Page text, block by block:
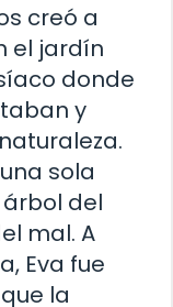
creó a
el jardín
donde
y
sola
del
mal. A
Eva fue
la